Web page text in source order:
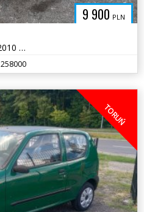
9 900 PLN
Skoda Roomster 1.6D 90KM 2010 * salon PL klima opony wielos * TORUŃ
258000
TORUŃ